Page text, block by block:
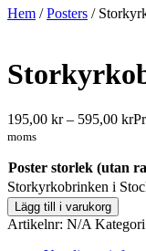
Hem /Posters /
195,00 kr – 595,00 kr
moms
Poster storlek (utan
Storkyrkobrinken i
Lägg till i varukorg
Artikelnr: N/A